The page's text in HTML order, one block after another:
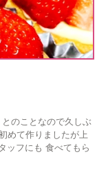
のことなので久しぶ
めて作りましたが上
ッフにも 食べてもら